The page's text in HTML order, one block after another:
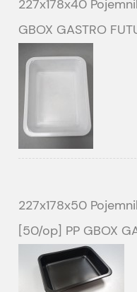
227x178x40
GBOX GASTRO
227x178x50
[50/op] PP GBOX